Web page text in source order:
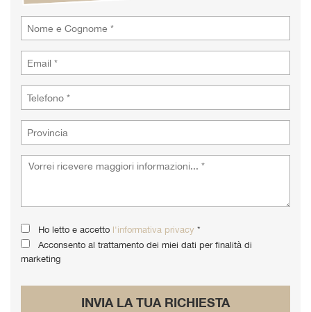
Ho letto e accetto l'informativa privacy *
Acconsento al trattamento dei miei dati per finalità di
marketing
INVIA LA TUA RICHIESTA
Cookie necessari
Cookie delle preferenze
Cookie analitici
Cookie di marketing